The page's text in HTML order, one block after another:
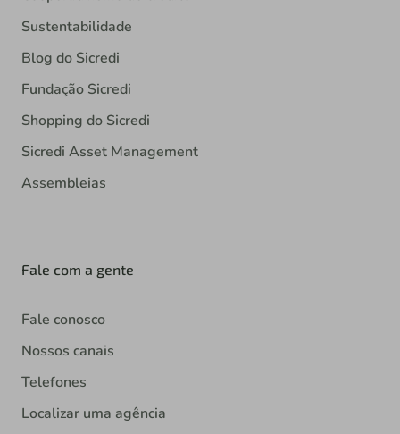
Sustentabilidade
Blog do Sicredi
Fundação Sicredi
Shopping do Sicredi
Sicredi Asset Management
Assembleias
Fale com a gente
Fale conosco
Nossos canais
Telefones
Localizar uma agência